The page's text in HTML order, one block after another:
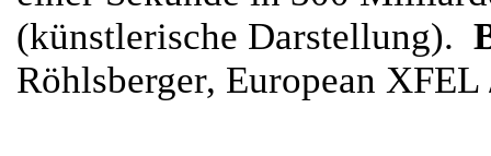
(künstlerische Darstellung).
Röhlsberger, European